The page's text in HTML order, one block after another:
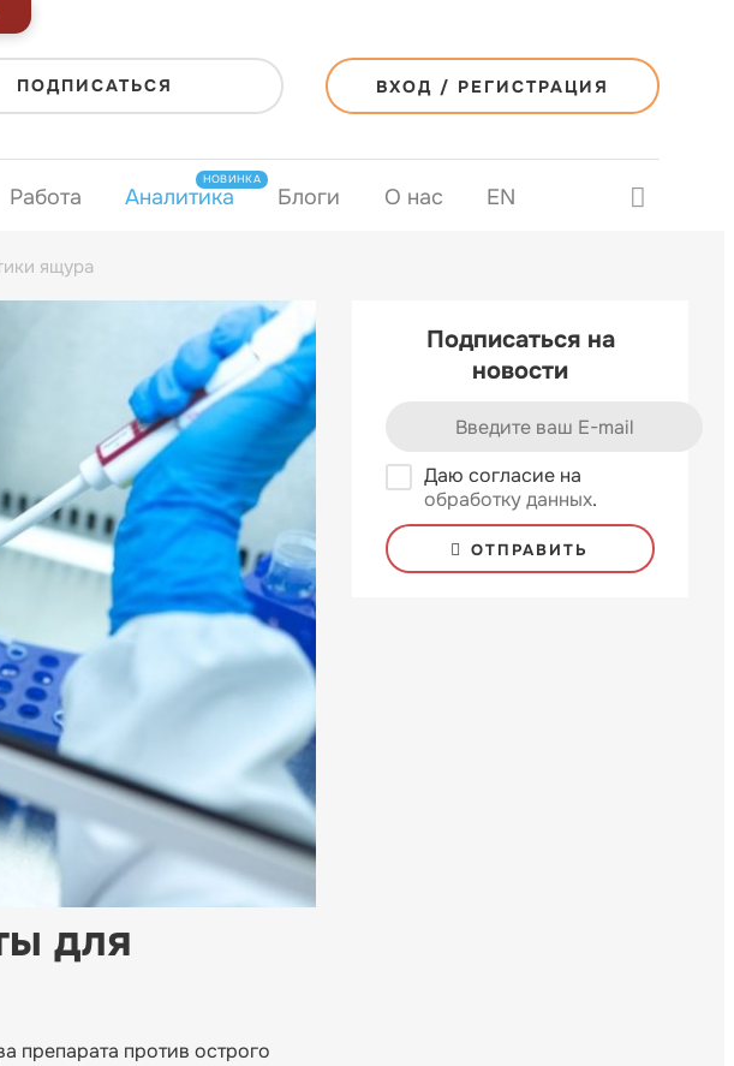
ПОДПИСАТЬСЯ ВХОД / РЕГИСТРАЦИЯ
Работа Аналитика
НОВИНКА
Блоги О нас EN
ящура
для
препарата против острого
Подписаться на
новости
Даю согласие на
обработку данных.
ОТПРАВИТЬ